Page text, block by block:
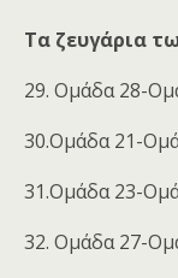
Τα ζευγάρια
29. Ομάδα 28-
30.Ομάδα 21-
31.Ομάδα 23-
32. Ομάδα 27-